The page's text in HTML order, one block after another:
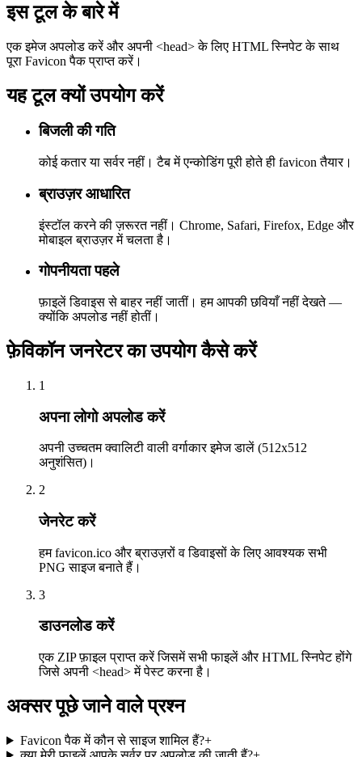
इस टूल के बारे में
एक इमेज अपलोड करें और अपनी <head> के लिए HTML स्निपेट के साथ
पूरा Favicon पैक प्राप्त करें।
यह टूल क्यों उपयोग करें
बिजली की गति
कोई कतार या सर्वर नहीं। टैब में एन्कोडिंग पूरी होते ही favicon तैयार।
ब्राउज़र आधारित
इंस्टॉल करने की ज़रूरत नहीं। Chrome, Safari, Firefox, Edge और
मोबाइल ब्राउज़र में चलता है।
गोपनीयता पहले
फ़ाइलें डिवाइस से बाहर नहीं जातीं। हम आपकी छवियाँ नहीं देखते —
क्योंकि अपलोड नहीं होतीं।
फ़ेविकॉन जनरेटर का उपयोग कैसे करें
1
अपना लोगो अपलोड करें
अपनी उच्चतम क्वालिटी वाली वर्गाकार इमेज डालें (512x512
अनुशंसित)।
2
जेनरेट करें
हम favicon.ico और ब्राउज़रों व डिवाइसों के लिए आवश्यक सभी
PNG साइज बनाते हैं।
3
डाउनलोड करें
एक ZIP फ़ाइल प्राप्त करें जिसमें सभी फाइलें और HTML स्निपेट होंगे
जिसे अपनी <head> में पेस्ट करना है।
अक्सर पूछे जाने वाले प्रश्न
Favicon पैक में कौन से साइज शामिल हैं?+